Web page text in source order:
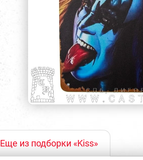
Еще из подборки «Kiss»